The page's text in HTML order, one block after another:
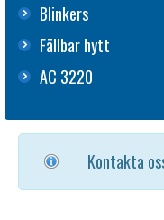
Blinkers
Fällbar hytt
AC 3220
Kontakta